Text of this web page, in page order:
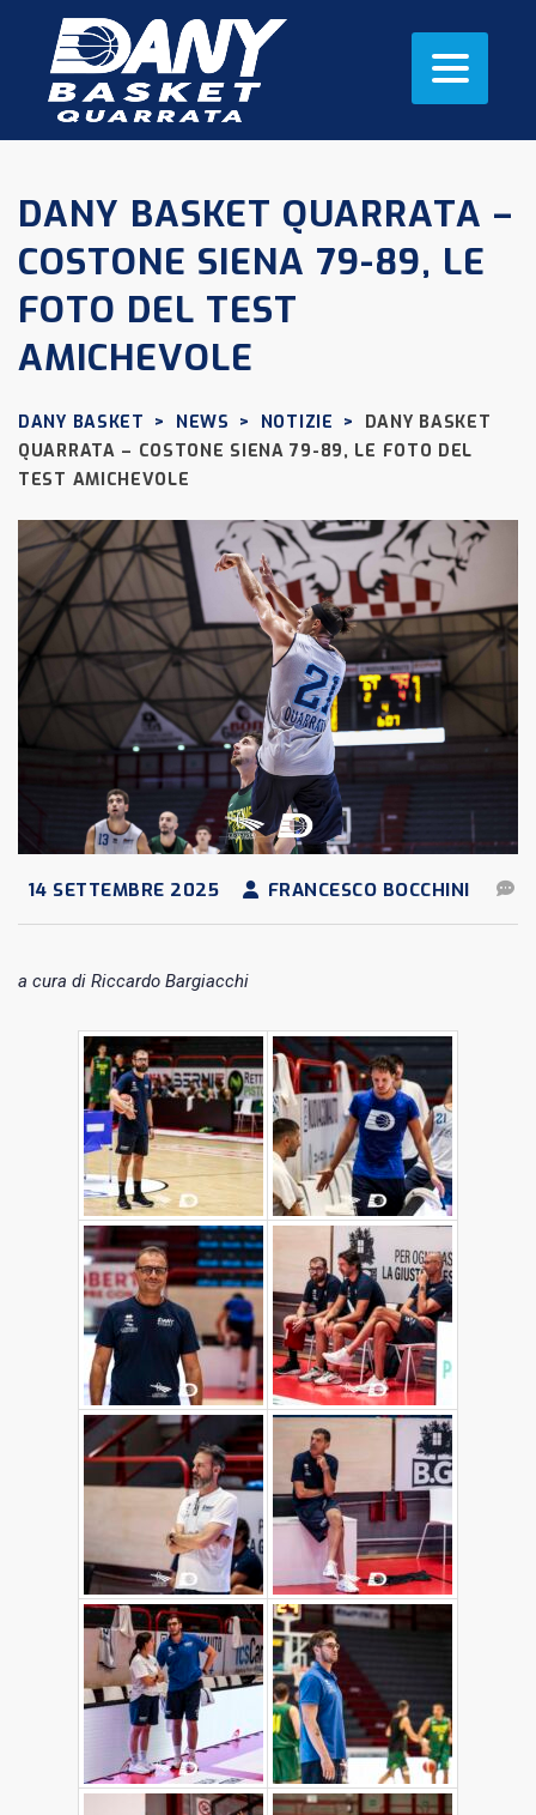
DANY BASKET QUARRATA –
COSTONE SIENA 79-89, LE
FOTO DEL TEST
AMICHEVOLE
DANY BASKET > NEWS > NOTIZIE >
DANY BASKET
QUARRATA – COSTONE SIENA 79-89, LE FOTO DEL
TEST AMICHEVOLE
14 SETTEMBRE 2025 FRANCESCO BOCCHINI
a cura di Riccardo Bargiacchi